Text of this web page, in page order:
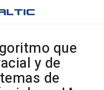
que
y de
de